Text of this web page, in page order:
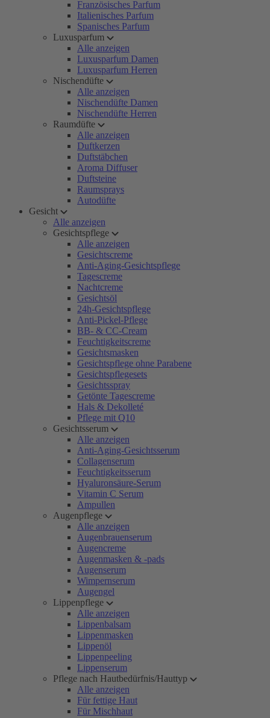
Französisches Parfum
Italienisches Parfum
Spanisches Parfum
Luxusparfum
Alle anzeigen
Luxusparfum Damen
Luxusparfum Herren
Nischendüfte
Alle anzeigen
Nischendüfte Damen
Nischendüfte Herren
Raumdüfte
Alle anzeigen
Duftkerzen
Duftstäbchen
Aroma Diffuser
Duftsteine
Raumsprays
Autodüfte
Gesicht
Alle anzeigen
Gesichtspflege
Alle anzeigen
Gesichtscreme
Anti-Aging-Gesichtspflege
Tagescreme
Nachtcreme
Gesichtsöl
24h-Gesichtspflege
Anti-Pickel-Pflege
BB- & CC-Cream
Feuchtigkeitscreme
Gesichtsmasken
Gesichtspflege ohne Parabene
Gesichtspflegesets
Gesichtsspray
Getönte Tagescreme
Hals & Dekolleté
Pflege mit Q10
Gesichtsserum
Alle anzeigen
Anti-Aging-Gesichtsserum
Collagenserum
Feuchtigkeitsserum
Hyaluronsäure-Serum
Vitamin C Serum
Ampullen
Augenpflege
Alle anzeigen
Augenbrauenserum
Augencreme
Augenmasken & -pads
Augenserum
Wimpernserum
Augengel
Lippenpflege
Alle anzeigen
Lippenbalsam
Lippenmasken
Lippenöl
Lippenpeeling
Lippenserum
Pflege nach Hautbedürfnis/Hauttyp
Alle anzeigen
Für fettige Haut
Für Mischhaut